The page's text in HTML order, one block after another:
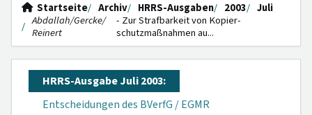
Startseite Archiv HRRS-Ausgaben 2003
Juli
Abdallah/Gercke/
Reinert
- Zur Straf­barkeit von Kopier­
schutzmaßnahmen au...
HRRS-Ausgabe Juli 2003:
Entscheidungen des BVerfG / EGMR